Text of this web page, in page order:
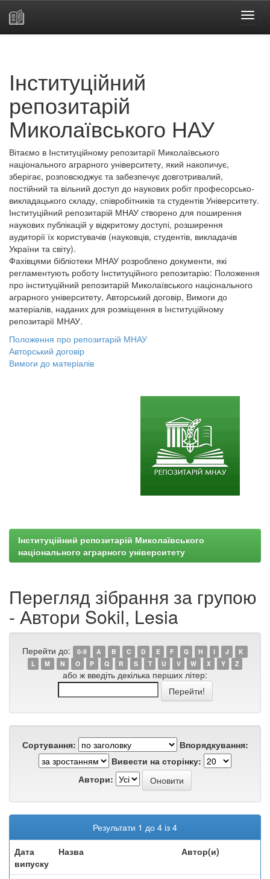
Інституційний
репозитарій
Миколаївського НАУ
Вітаємо в Інституційному репозитарії Миколаївського
національного аграрного університету, який накопичує,
зберігає, розповсюджує та забезпечує довготривалий,
постійний та вільний доступ до наукових робіт професорсько-
викладацького складу, співробітників та студентів Університету.
Інституційний репозитарій МНАУ створено для поширення
наукових публікацій у відкритому доступі, розширення
аудиторії їх користувачів (науковців, студентів, викладачів
України та світу).
Фахівцями бібліотеки МНАУ розроблено документи, які
регламентують роботу Інституційного репозитарію: Положення
про інституційний репозитарій Миколаївського національного
аграрного університету, Авторський договір, Вимоги до
матеріалів, наданих для розміщення в Інституційному
репозитарії МНАУ.
Положення про репозитарій МНАУ
Авторський договір
Вимоги до матеріалів
Інституційний репозитарій Миколаївського
національного аграрного університету
Перегляд зібрання за групою
- Автори Sokil, Lesia
Перейти до: 0-9 A B C D E F G H I J
K
L
M N O P Q R S T U V W X Y Z
або ж введіть декілька перших літер:
Сортування:
Впорядкування:
Вивести на сторінку:
Автори:
Результати 1 до 4 із 4
Дата
випуску
Назва Автор(и)